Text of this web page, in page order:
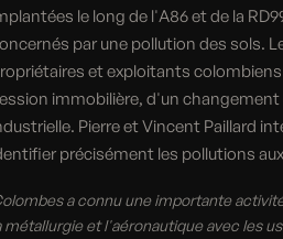
le long de l'A86 et de la
par une pollution des sols.
et exploitants
immobilière, d'un
Pierre et Vincent Paillard
précisément les pollutions
a connu une importante
métallurgie et l'aéronautique avec les